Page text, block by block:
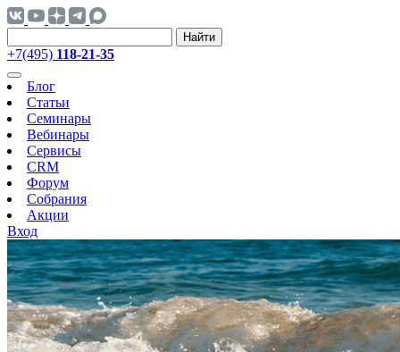
Найти
+7(495) 118-21-35
Блог
Статьи
Семинары
Вебинары
Сервисы
CRM
Форум
Собрания
Акции
Вход